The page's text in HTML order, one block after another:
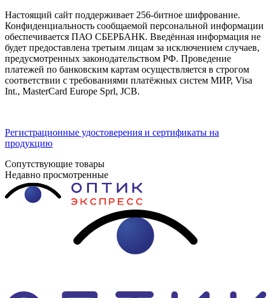
Настоящий сайт поддерживает 256-битное шифрование.
Конфиденциальность сообщаемой персональной информации
обеспечивается ПАО СБЕРБАНК. Введённая информация не
будет предоставлена третьим лицам за исключением случаев,
предусмотренных законодательством РФ. Проведение
платежей по банковским картам осуществляется в строгом
соответствии с требованиями платёжных систем МИР, Visa
Int., MasterCard Europe Sprl, JCB.
Регистрационные удостоверения и сертификаты на
продукцию
Сопутствующие товары
Недавно просмотренные